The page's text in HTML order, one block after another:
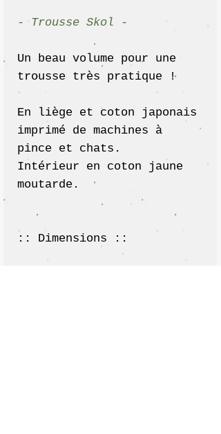
- Trousse Skol -
Un beau volume pour une
trousse très pratique !
En liège et coton japonais
imprimé de machines à
pince et chats.
Intérieur en coton jaune
moutarde.
:: Dimensions ::